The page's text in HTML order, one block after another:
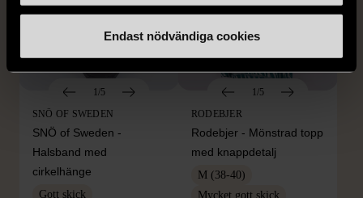
Endast nödvändiga cookies
1/5
SNÖ OF SWEDEN
SNÖ of Sweden -
Halsband med
cirkelhänge
Gott skick
1/5
RODEBJER
Rodebjer - Mönstrad topp
med knappdetalj
M (38-40)
Mycket gott skick